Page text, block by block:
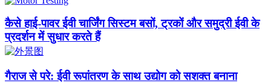
कैसे हाई-पावर ईवी चार्जिंग सिस्टम बसों, ट्रकों और समुद्री ईवी के
प्रदर्शन में सुधार करते हैं
गैराज से परे: ईवी रूपांतरण के साथ उद्योग को सशक्त बनाना